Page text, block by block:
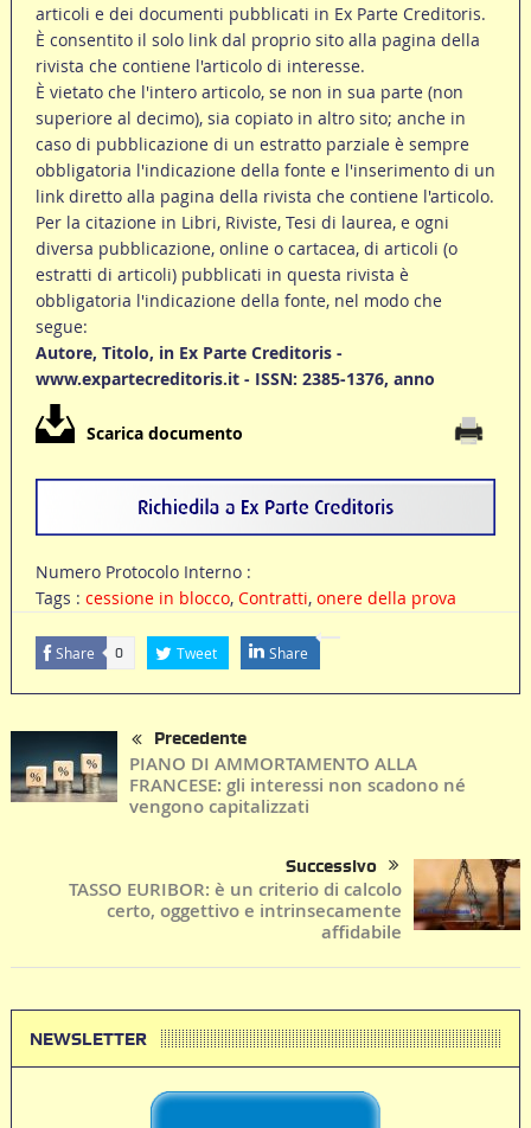
articoli e dei documenti pubblicati in Ex Parte Creditoris.
È consentito il solo link dal proprio sito alla pagina della
rivista che contiene l'articolo di interesse.
È vietato che l'intero articolo, se non in sua parte (non
superiore al decimo), sia copiato in altro sito; anche in
caso di pubblicazione di un estratto parziale è sempre
obbligatoria l'indicazione della fonte e l'inserimento di un
link diretto alla pagina della rivista che contiene l'articolo.
Per la citazione in Libri, Riviste, Tesi di laurea, e ogni
diversa pubblicazione, online o cartacea, di articoli (o
estratti di articoli) pubblicati in questa rivista è
obbligatoria l'indicazione della fonte, nel modo che
segue:
Autore, Titolo, in Ex Parte Creditoris -
www.expartecreditoris.it - ISSN: 2385-1376, anno
Scarica documento
Numero Protocolo Interno :
Tags : cessione in blocco, Contratti, onere della prova
Share 0 Tweet Share
Precedente
PIANO DI AMMORTAMENTO ALLA
FRANCESE: gli interessi non scadono né
vengono capitalizzati
Successivo
TASSO EURIBOR: è un criterio di calcolo
certo, oggettivo e intrinsecamente
affidabile
NEWSLETTER